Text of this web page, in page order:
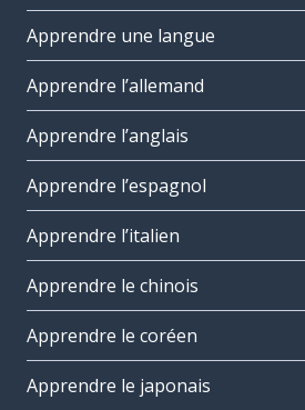
Apprendre une langue
Apprendre l’allemand
Apprendre l’anglais
Apprendre l’espagnol
Apprendre l’italien
Apprendre le chinois
Apprendre le coréen
Apprendre le japonais